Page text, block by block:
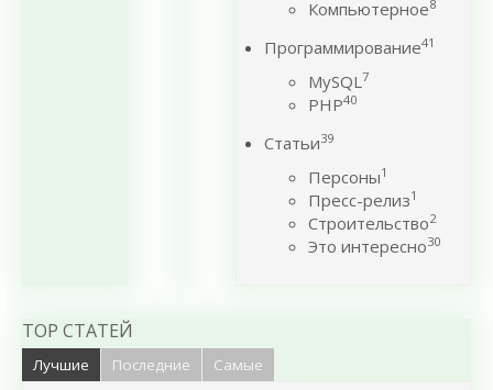
Компьютерное8
Программирование41
MySQL7
PHP40
Статьи39
Персоны1
Пресс-релиз1
Строительство2
Это интересно30
TOP СТАТЕЙ
Лучшие Последние Самые